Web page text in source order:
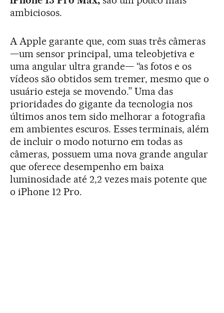
ambiciosos.
A Apple garante que, com suas três câmeras
—um sensor principal, uma teleobjetiva e
uma angular ultra grande— “as fotos e os
vídeos são obtidos sem tremer, mesmo que o
usuário esteja se movendo.” Uma das
prioridades do gigante da tecnologia nos
últimos anos tem sido melhorar a fotografia
em ambientes escuros. Esses terminais, além
de incluir o modo noturno em todas as
câmeras, possuem uma nova grande angular
que oferece desempenho em baixa
luminosidade até 2,2 vezes mais potente que
o iPhone 12 Pro.